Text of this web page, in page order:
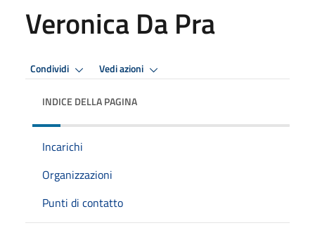
Veronica Da Pra
Condividi Vedi azioni
INDICE DELLA PAGINA
Incarichi
Organizzazioni
Punti di contatto